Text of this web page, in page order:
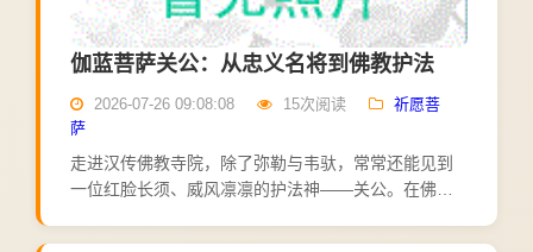
伽蓝菩萨关公：从忠义名将到佛教护法
2026-07-26 09:08:08 15次阅读
祈愿菩
萨
走进汉传佛教寺院，除了弥勒与韦驮，常常还能见到
一位红脸长须、威风凛凛的护法神——关公。在佛教
教护法？这背后，是一段流传千年的传说。相传隋代